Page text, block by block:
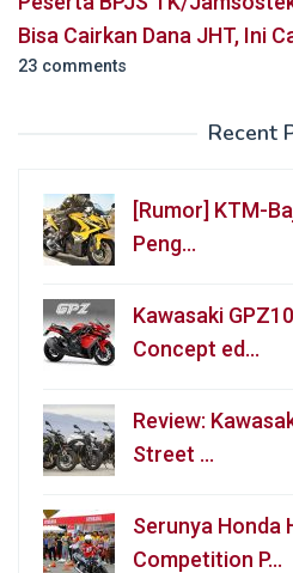
Bisa Cairkan Dana JHT, Ini
23 comments
Recent
[Rumor] KTM-
Peng…
Kawasaki
Concept ed…
Review:
Street …
Serunya Honda
Competition P…